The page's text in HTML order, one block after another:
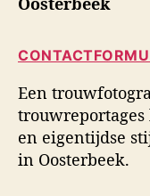
i
f
o
t
o
g
r
t
u
r
Een
en eigentijdse
in Oosterbeek.